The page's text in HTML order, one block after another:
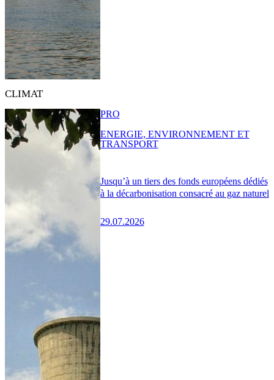
CLIMAT
Jusqu’à un tiers des fonds européens dédiés
à la décarbonisation consacré au gaz naturel
29.07.2026
PRO
ENERGIE, ENVIRONNEMENT ET
TRANSPORT